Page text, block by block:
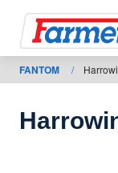
į
Farmet
FANTOM /